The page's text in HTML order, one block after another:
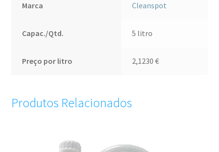
Marca Cleanspot
Capac./Qtd. 5 litro
Preço por litro 2,1230€
Produtos Relacionados